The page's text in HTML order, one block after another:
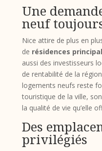
Une
neuf
Nice attire de plus en
de résidences
aussi des investisseurs
de rentabilité de la
logements neufs reste
touristique de la ville,
la qualité de vie qu’elle
Des
privilégiés